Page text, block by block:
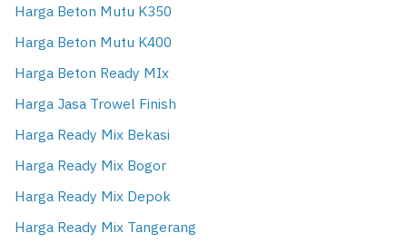
Harga Beton Mutu K350
Harga Beton Mutu K400
Harga Beton Ready MIx
Harga Jasa Trowel Finish
Harga Ready Mix Bekasi
Harga Ready Mix Bogor
Harga Ready Mix Depok
Harga Ready Mix Tangerang